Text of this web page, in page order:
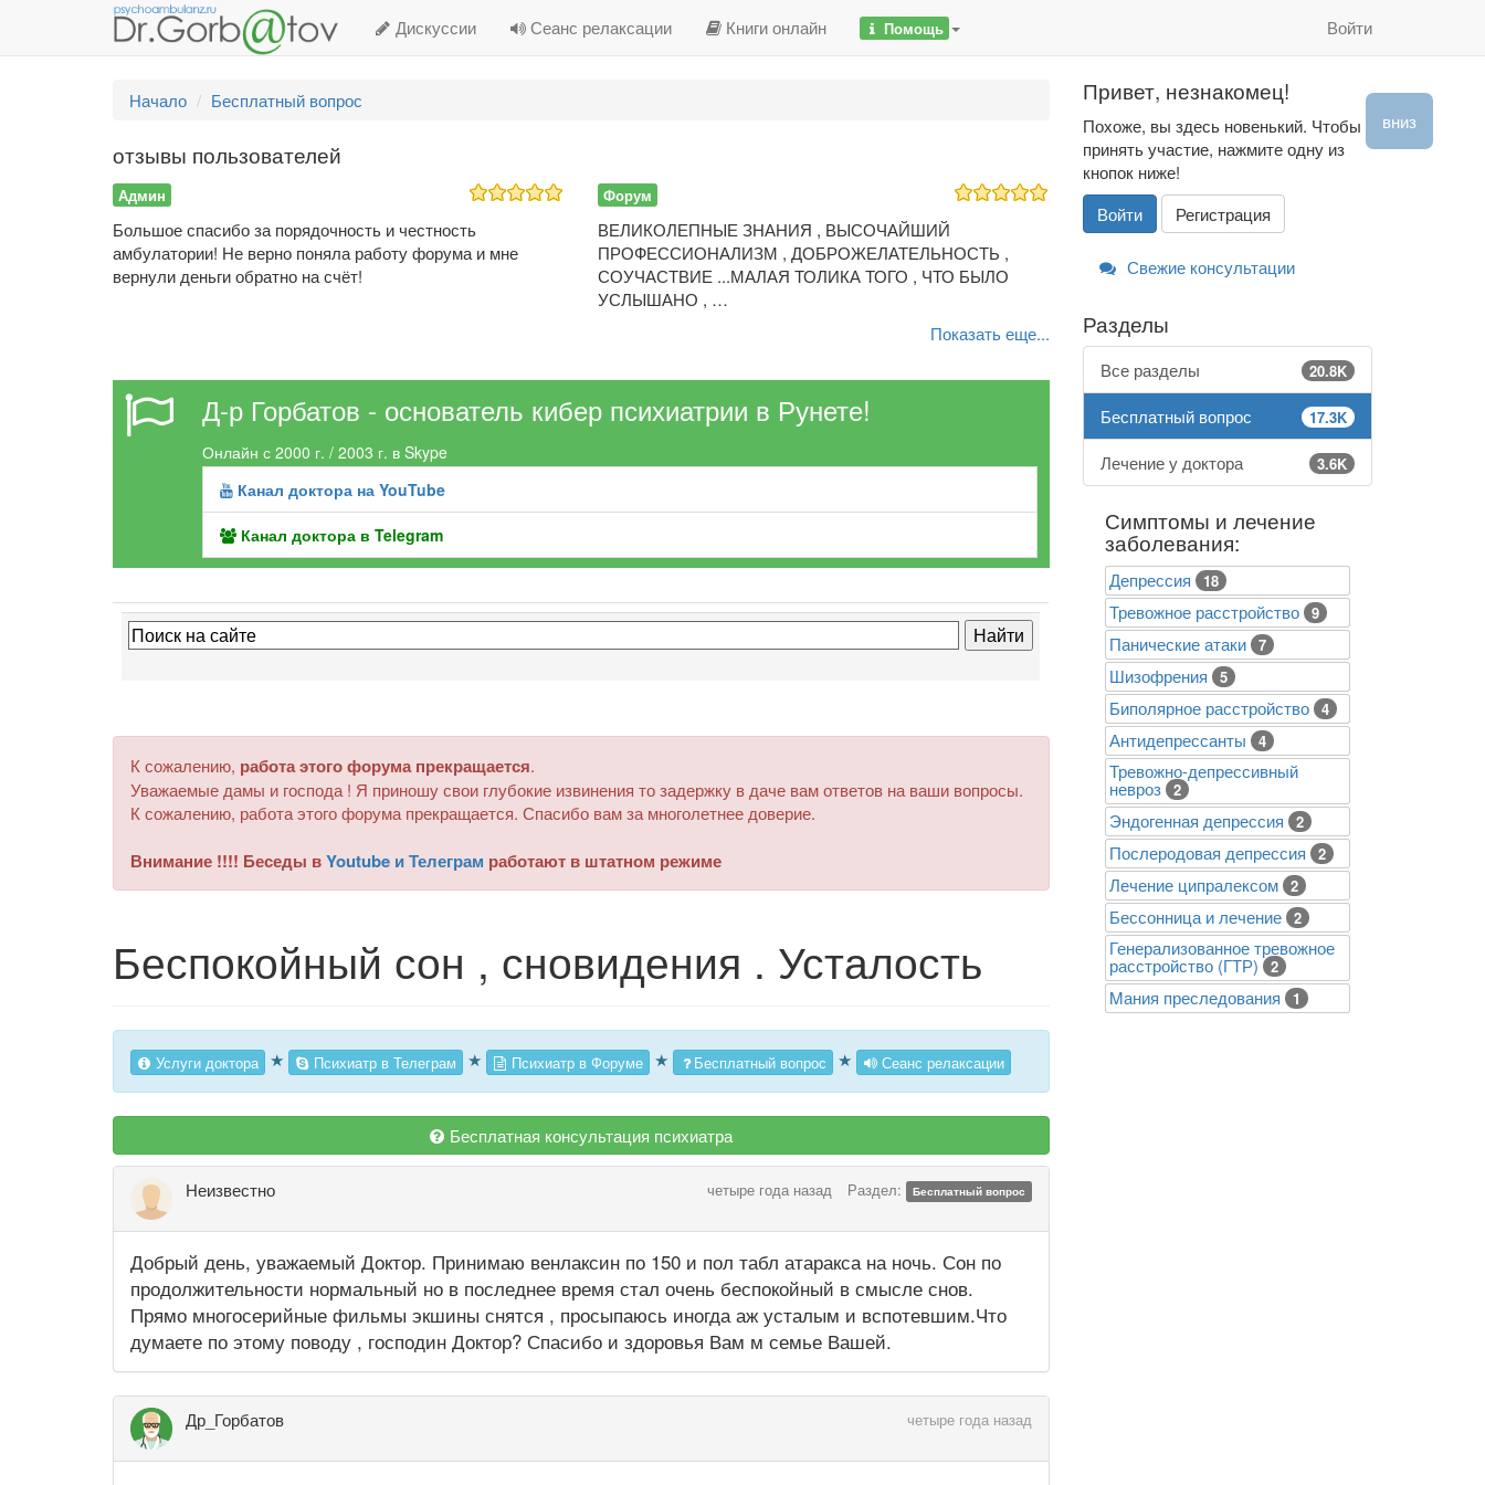
Дискуссии Сеанс релаксации Книги онлайн Помощь Войти
Начало Бесплатный вопрос
отзывы пользователей
Админ
Большое спасибо за порядочность и честность
амбулатории! Не верно поняла работу форума и мне
вернули деньги обратно на счёт!
Форум
ВЕЛИКОЛЕПНЫЕ ЗНАНИЯ , ВЫСОЧАЙШИЙ
ПРОФЕССИОНАЛИЗМ , ДОБРОЖЕЛАТЕЛЬНОСТЬ ,
СОУЧАСТВИЕ ...МАЛАЯ ТОЛИКА ТОГО , ЧТО БЫЛО
УСЛЫШАНО , …
Показать еще...
Д-р Горбатов - основатель кибер психиатрии в Рунете!
Онлайн с 2000 г. / 2003 г. в Skype
Канал доктора на YouTube
Канал доктора в Telegram
К сожалению, работа этого форума прекращается.
Уважаемые дамы и господа ! Я приношу свои глубокие извинения то задержку в даче вам ответов на ваши вопросы.
К сожалению, работа этого форума прекращается. Спасибо вам за многолетнее доверие.
Внимание !!!! Беседы вYoutube и Телеграм работают в штатном режиме
Беспокойный сон , сновидения . Усталость
вниз
Услуги доктора ★ Психиатр в Телеграм ★ Психиатр в Форуме ★ Бесплатный вопрос ★ Сеанс релаксации
Бесплатная консультация психиатра
Неизвестно четыре года назад Раздел: Бесплатный вопрос
Добрый день, уважаемый Доктор. Принимаю венлаксин по 150 и пол табл атаракса на ночь. Сон по
продолжительности нормальный но в последнее время стал очень беспокойный в смысле снов.
Прямо многосерийные фильмы экшины снятся , просыпаюсь иногда аж усталым и вспотевшим.Что
думаете по этому поводу , господин Доктор? Спасибо и здоровья Вам м семье Вашей.
Др_Горбатов четыре года назад
Привет, незнакомец!
Похоже, вы здесь новенький. Чтобы
принять участие, нажмите одну из
кнопок ниже!
Войти
Регистрация
Свежие консультации
Разделы
Все разделы 20.8K
Бесплатный вопрос 17.3K
Лечение у доктора 3.6K
Симптомы и лечение
заболевания:
Депрессия 18
Тревожное расстройство 9
Панические атаки 7
Шизофрения 5
Биполярное расстройство 4
Антидепрессанты 4
Тревожно-депрессивный
невроз 2
Эндогенная депрессия 2
Послеродовая депрессия 2
Лечение ципралексом 2
Бессонница и лечение 2
Генерализованное тревожное
расстройство (ГТР) 2
Mания преследования 1